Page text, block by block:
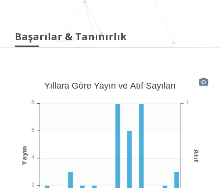
Başarılar & Tanınırlık
Yıllara Göre Yayın ve Atıf Sayıları
1
Atıf
8
6
4
2
Yayın